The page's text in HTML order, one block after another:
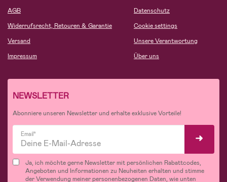
AGB
Widerrufsrecht, Retouren & Garantie
Versand
Impressum
Datenschutz
Cookie settings
Unsere Verantwortung
Über uns
NEWSLETTER
Abonniere unseren Newsletter und erhalte exklusive Vorteile!
Email*
Ja, ich möchte gerne Newsletter mit persönlichen Rabattcodes,
Angeboten und Informationen zu Neuheiten erhalten und stimme
der Verwendung meiner personenbezogenen Daten, wie unten